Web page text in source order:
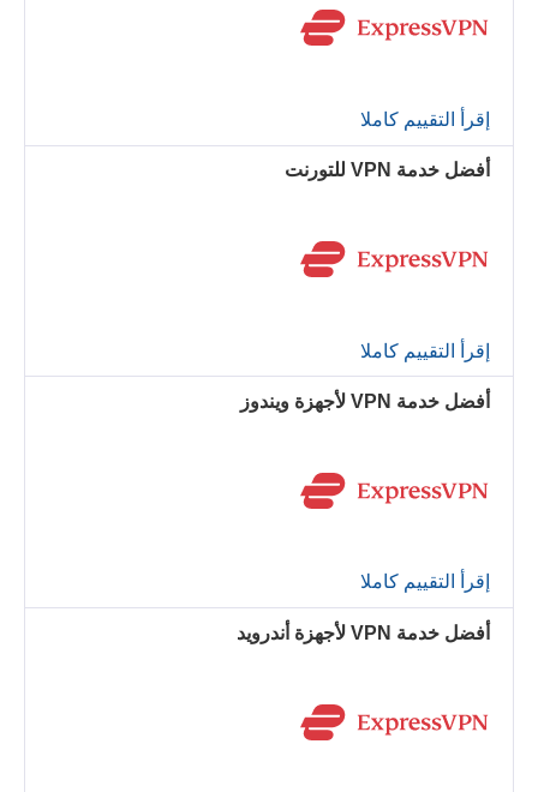
إقرأ التقييم كاملا
أفضل خدمة VPN للتورنت
إقرأ التقييم كاملا
أفضل خدمة VPN لأجهزة ويندوز
إقرأ التقييم كاملا
أفضل خدمة VPN لأجهزة أندرويد